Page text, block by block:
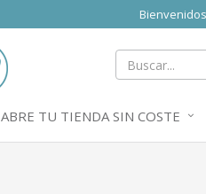
ABRE TU TIENDA SIN COSTE